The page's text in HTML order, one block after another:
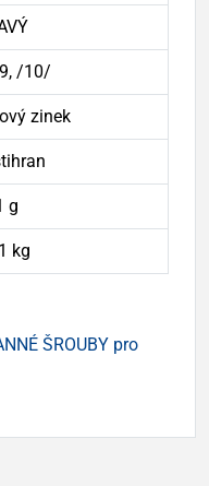
/10/
zinek
g
kg
ŠROUBY pro